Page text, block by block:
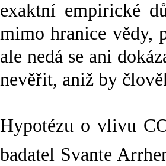
exaktní empirické
mimo hranice vědy,
ale nedá se ani
nevěřit, aniž by
Hypotézu o vlivu
badatel Svante